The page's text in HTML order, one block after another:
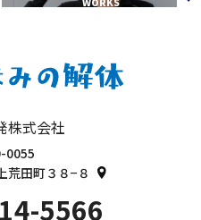
株式会社
0055
荒田町３８−８
5566